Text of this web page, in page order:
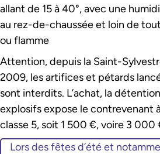
allant de 15 à 40°, avec une
au rez-de-chaussée et loin de
ou flamme
Attention, depuis la Saint-
2009, les artifices et pétards
sont interdits. L’achat, la
explosifs expose le contrevenant
classe 5, soit 1 500 €, voire 3 000
Lors des fêtes d’été et